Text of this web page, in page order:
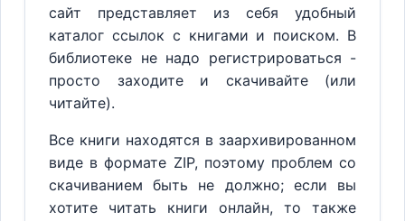
сайт представляет из себя удобный
каталог ссылок с книгами и поиском. В
библиотеке не надо регистрироваться -
просто заходите и скачивайте (или
читайте).
Все книги находятся в заархивированном
виде в формате ZIP, поэтому проблем со
скачиванием быть не должно; если вы
хотите читать книги онлайн, то также